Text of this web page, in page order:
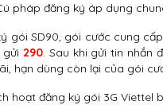
pháp đăng ký áp dụng
gói SD90, gói cước cung
gửi 290. Sau khi gửi tin nhắn
hạn dùng còn lại của gói
hoạt đăng ký gói 3G Viettel